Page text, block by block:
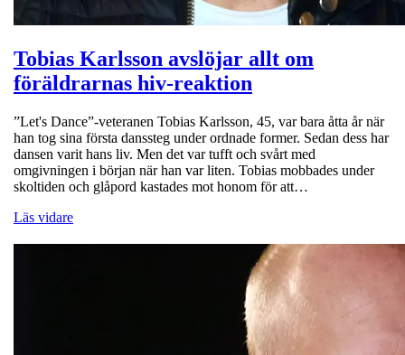
Tobias Karlsson avslöjar allt om
föräldrarnas hiv-reaktion
”Let's Dance”-veteranen Tobias Karlsson, 45, var bara åtta år när
han tog sina första danssteg under ordnade former. Sedan dess har
dansen varit hans liv. Men det var tufft och svårt med
omgivningen i början när han var liten. Tobias mobbades under
skoltiden och glåpord kastades mot honom för att…
Läs vidare